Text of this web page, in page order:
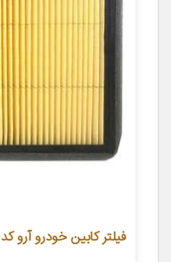
فیلتر کابین خودرو آرو کد 50971 مناسب برای پژو پارس